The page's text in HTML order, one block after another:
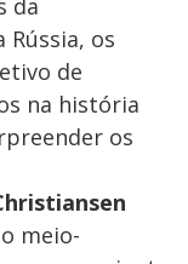
os
de
na história
os
meio-